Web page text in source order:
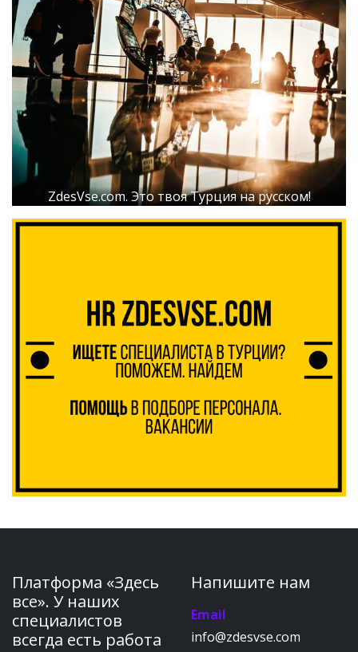
ZdesVse.com. Это твоя Турция на русском!
Платформа «Здесь
все». У наших
специалистов
всегда есть работа
Напишите нам
Email
info@zdesvse.com